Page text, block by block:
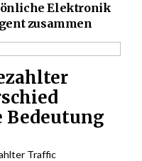
Elektronik
zusammen
Bedeutung
Traffic